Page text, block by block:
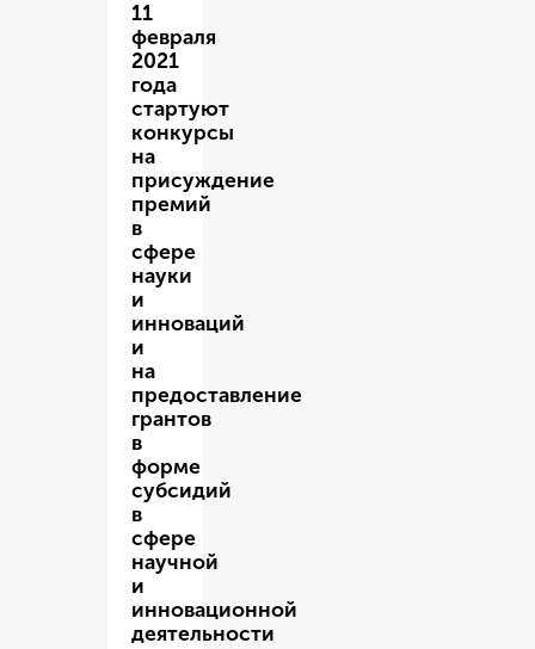
11
февраля
2021
года
стартуют
конкурсы
на
присуждение
премий
в
сфере
науки
и
инноваций
и
на
предоставление
грантов
в
форме
субсидий
в
сфере
научной
и
инновационной
деятельности